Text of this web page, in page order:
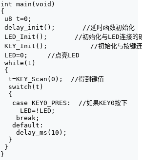
int main(void)
{
u8 t=0;
delay_init();       //延时函数初始化
LED_Init();       //初始化与LED连接的硬
KEY_Init();           //初始化与按键连接
LED=0;     //点亮LED
while(1)
{
  t=KEY_Scan(0);  //得到键值
  switch(t)
  {
   case KEY0_PRES:  //如果KEY0按下
     LED=!LED;
    break;
   default:
    delay_ms(10);
  }
}